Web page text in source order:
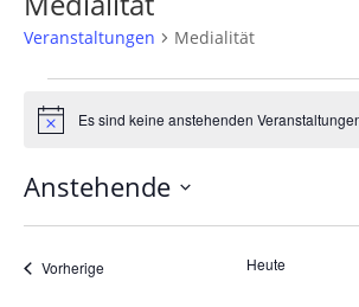
Veranstaltungen Medialität
HinweisEs sind keine anstehenden
Anstehende
Datum
wählen.
VorherigeVeranstaltungen Heute